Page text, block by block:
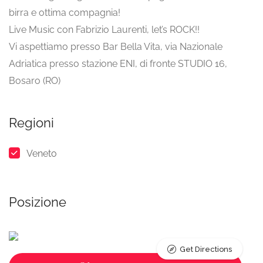
birra e ottima compagnia!
Live Music con Fabrizio Laurenti, let’s ROCK!!
Vi aspettiamo presso Bar Bella Vita, via Nazionale
Adriatica presso stazione ENI, di fronte STUDIO 16,
Bosaro (RO)
Regioni
Veneto
Posizione
Get Directions